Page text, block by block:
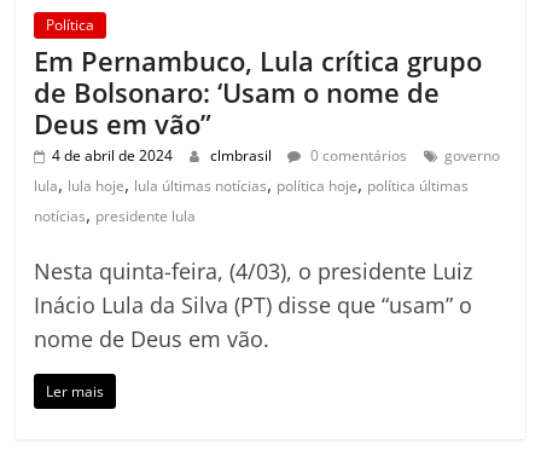
Política
Em Pernambuco, Lula crítica grupo
de Bolsonaro: ‘Usam o nome de
Deus em vão”
4 de abril de 2024 clmbrasil 0 comentários
governo
lula, lula hoje, lula últimas notícias, política hoje, política últimas
notícias, presidente lula
Nesta quinta-feira, (4/03), o presidente Luiz
Inácio Lula da Silva (PT) disse que “usam” o
nome de Deus em vão.
Ler mais